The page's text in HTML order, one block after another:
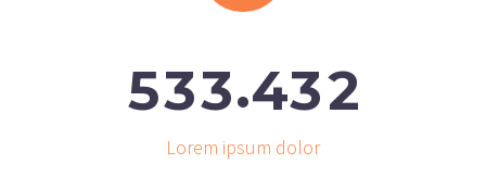
533.432
Lorem ipsum dolor